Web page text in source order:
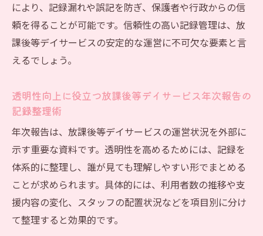
により、記録漏れや誤記を防ぎ、保護者や行政からの信
頼を得ることが可能です。信頼性の高い記録管理は、放
課後等デイサービスの安定的な運営に不可欠な要素と言
えるでしょう。
透明性向上に役立つ放課後等デイサービス年次報告の
記録整理術
年次報告は、放課後等デイサービスの運営状況を外部に
示す重要な資料です。透明性を高めるためには、記録を
体系的に整理し、誰が見ても理解しやすい形でまとめる
ことが求められます。具体的には、利用者数の推移や支
援内容の変化、スタッフの配置状況などを項目別に分け
て整理すると効果的です。